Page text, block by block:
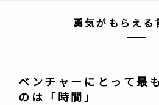
勇気がもらえる
ベンチャーにとって最
のは「時間」